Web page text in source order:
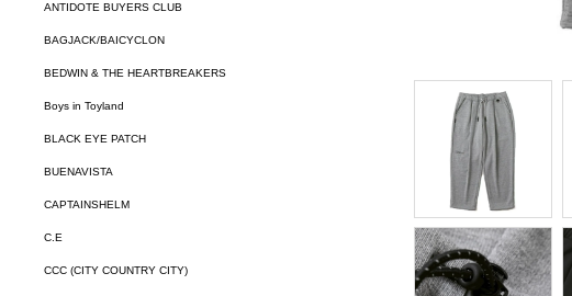
ANTIDOTE BUYERS CLUB
BAGJACK/BAICYCLON
BEDWIN & THE HEARTBREAKERS
Boys in Toyland
BLACK EYE PATCH
BUENAVISTA
CAPTAINSHELM
C.E
CCC (CITY COUNTRY CITY)